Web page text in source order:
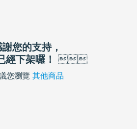
您的支持，
經下架囉！ 
您瀏覽 其他商品